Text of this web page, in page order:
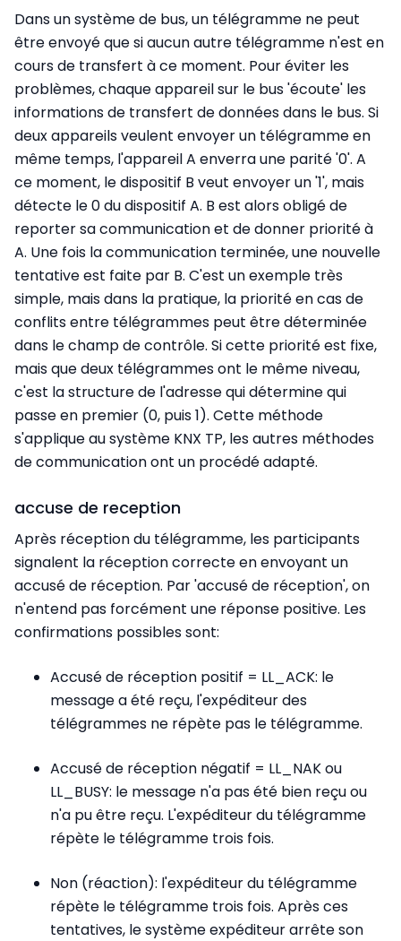
Dans un système de bus, un télégramme ne peut
être envoyé que si aucun autre télégramme n'est en
cours de transfert à ce moment. Pour éviter les
problèmes, chaque appareil sur le bus 'écoute' les
informations de transfert de données dans le bus. Si
deux appareils veulent envoyer un télégramme en
même temps, l'appareil A enverra une parité '0'. A
ce moment, le dispositif B veut envoyer un '1', mais
détecte le 0 du dispositif A. B est alors obligé de
reporter sa communication et de donner priorité à
A. Une fois la communication terminée, une nouvelle
tentative est faite par B. C'est un exemple très
simple, mais dans la pratique, la priorité en cas de
conflits entre télégrammes peut être déterminée
dans le champ de contrôle. Si cette priorité est fixe,
mais que deux télégrammes ont le même niveau,
c'est la structure de l'adresse qui détermine qui
passe en premier (0, puis 1). Cette méthode
s'applique au système KNX TP, les autres méthodes
de communication ont un procédé adapté.
accuse de reception
Après réception du télégramme, les participants
signalent la réception correcte en envoyant un
accusé de réception. Par 'accusé de réception', on
n'entend pas forcément une réponse positive. Les
confirmations possibles sont:
Accusé de réception positif = LL_ACK: le
message a été reçu, l'expéditeur des
télégrammes ne répète pas le télégramme.
Accusé de réception négatif = LL_NAK ou
LL_BUSY: le message n'a pas été bien reçu ou
n'a pu être reçu. L'expéditeur du télégramme
répète le télégramme trois fois.
Non (réaction): l'expéditeur du télégramme
répète le télégramme trois fois. Après ces
tentatives, le système expéditeur arrête son